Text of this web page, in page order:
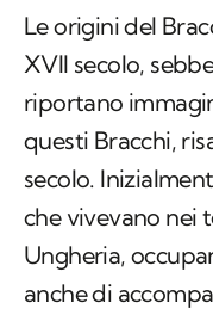
Le origini del
XVII secolo,
riportano
questi Bracchi,
secolo.
che vivevano nei
Ungheria,
anche di